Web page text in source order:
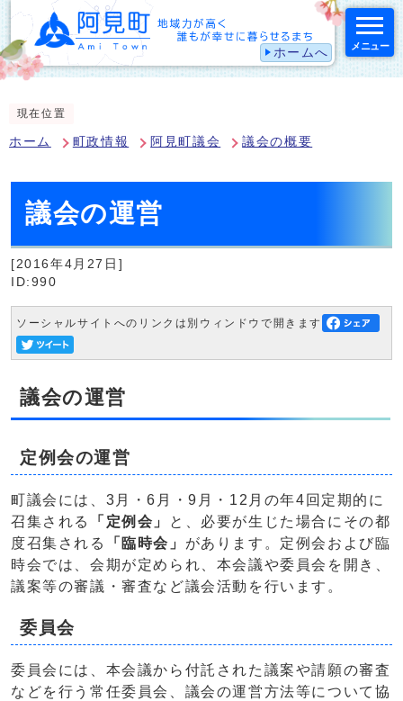
ホームへ メニュー
現在位置
ホーム 町政情報 阿見町議会 議会の概要
議会の運営
[2016年4月27日]
ID:990
ソーシャルサイトへのリンクは別ウィンドウで開きます
議会の運営
定例会の運営
町議会には、3月・6月・9月・12月の年4回定期的に
召集される
「定例会」
と、必要が生じた場合にその都
度召集される
「臨時会」 があります。定例会および臨
時会では、会期が定められ、本会議や委員会を開き、
議案等の審議・審査など議会活動を行います。
委員会
委員会には、本会議から付託された議案や請願の審査
などを行う常任委員会、議会の運営方法等について協